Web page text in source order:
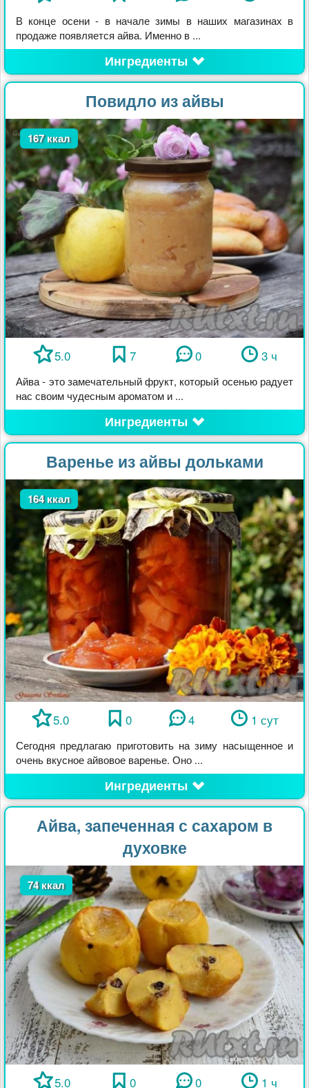
В конце осени - в начале зимы в наших магазинах в
продаже появляется айва. Именно в ...
Ингредиенты
Повидло из айвы
167 ккал
5.0 7 0 3 ч
Айва - это замечательный фрукт, который осенью радует
нас своим чудесным ароматом и ...
Ингредиенты
Варенье из айвы дольками
164 ккал
5.0 0 4 1 сут
Сегодня предлагаю приготовить на зиму насыщенное и
очень вкусное айвовое варенье. Оно ...
Ингредиенты
Айва, запеченная с сахаром в
духовке
74 ккал
5.0 0 0 1 ч